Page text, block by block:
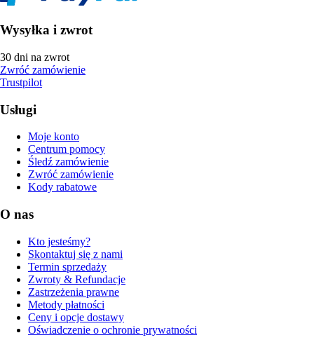
Wysyłka i zwrot
30 dni na zwrot
Zwróć zamówienie
Trustpilot
Usługi
Moje konto
Centrum pomocy
Śledź zamówienie
Zwróć zamówienie
Kody rabatowe
O nas
Kto jesteśmy?
Skontaktuj się z nami
Termin sprzedaży
Zwroty & Refundacje
Zastrzeżenia prawne
Metody płatności
Ceny i opcje dostawy
Oświadczenie o ochronie prywatności